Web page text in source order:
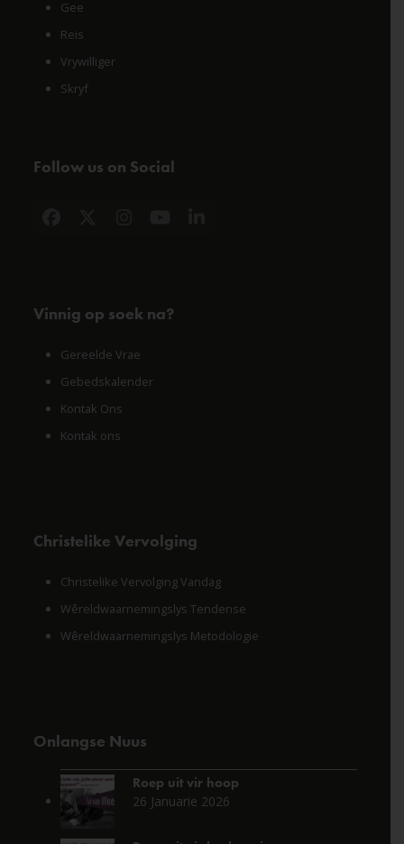
Gee
Reis
Vrywilliger
Skryf
Follow us on Social
Vinnig op soek na?
Gereelde Vrae
Gebedskalender
Kontak Ons
Kontak ons
Christelike Vervolging
Christelike Vervolging Vandag
Wêreldwaarnemingslys Tendense
Wêreldwaarnemingslys Metodologie
Onlangse Nuus
Roep uit vir hoop
26 Januarie 2026